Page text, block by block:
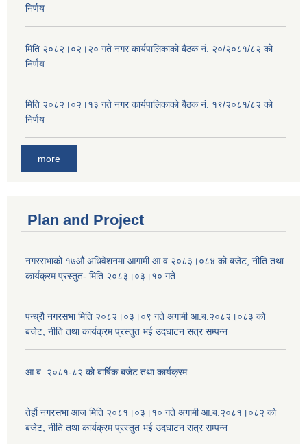
निर्णय
मिति २०८२।०२।२० गते नगर कार्यपालिकाको बैठक नं. २०/२०८१/८२ को
निर्णय
मिति २०८२।०२।१३ गते नगर कार्यपालिकाको बैठक नं. १९/२०८१/८२ को
निर्णय
more
Plan and Project
नगरसभाको १७औं अधिवेशनमा आगामी आ.व.२०८३।०८४ को बजेट, नीति तथा
कार्यक्रम प्रस्तुत- मिति २०८३।०३।१० गते
पन्ध्रौ नगरसभा मिति २०८२।०३।०९ गते अगामी आ.ब.२०८२।०८३ को
बजेट, नीति तथा कार्यक्रम प्रस्तुत भई उदघाटन सत्र सम्पन्न
आ.ब. २०८१-८२ को बार्षिक बजेट तथा कार्यक्रम
तेर्हौ नगरसभा आज मिति २०८१।०३।१० गते अगामी आ.ब.२०८१।०८२ को
बजेट, नीति तथा कार्यक्रम प्रस्तुत भई उदघाटन सत्र सम्पन्न